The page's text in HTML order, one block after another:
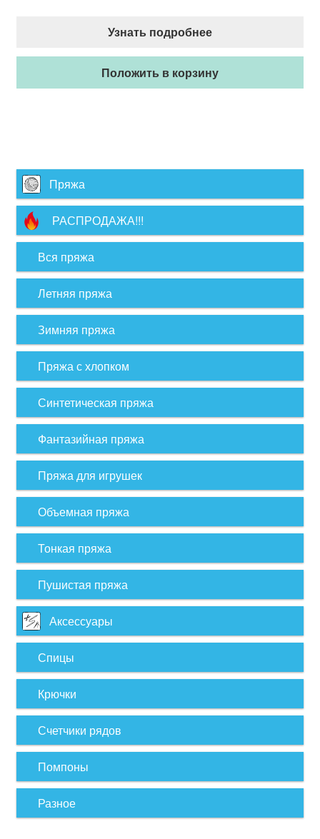
Узнать подробнее
Положить в корзину
Пряжа
РАСПРОДАЖА!!!
Вся пряжа
Летняя пряжа
Зимняя пряжа
Пряжа с хлопком
Синтетическая пряжа
Фантазийная пряжа
Пряжа для игрушек
Объемная пряжа
Тонкая пряжа
Пушистая пряжа
Аксессуары
Спицы
Крючки
Счетчики рядов
Помпоны
Разное